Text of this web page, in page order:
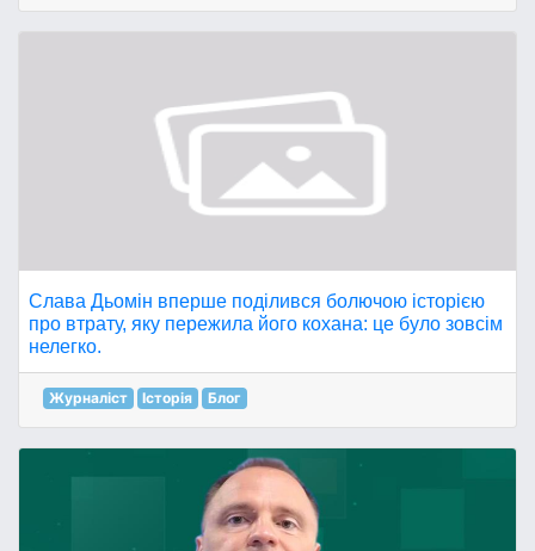
Слава Дьомін вперше поділився болючою історією
про втрату, яку пережила його кохана: це було зовсім
нелегко.
Журналіст Історія Блог